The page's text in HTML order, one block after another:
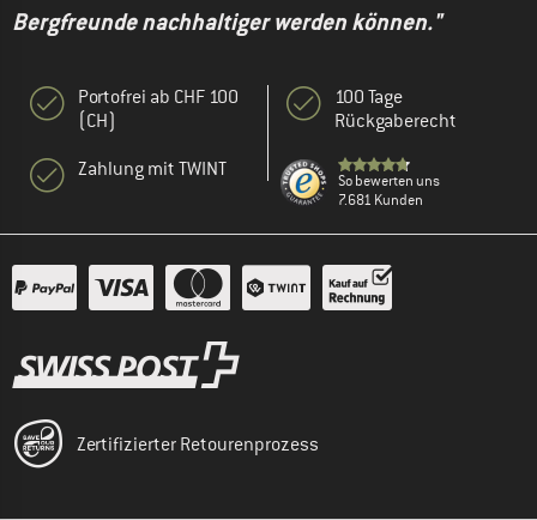
Bergfreunde nachhaltiger werden können."
Portofrei ab CHF 100
(CH)
Zahlung mit TWINT
100 Tage
Rückgaberecht
So bewerten uns
7.681 Kunden
Zertifizierter Retourenprozess